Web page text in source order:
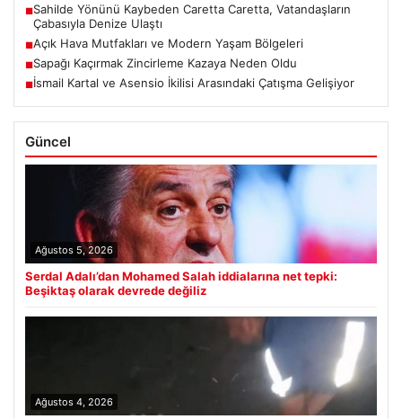
■Sahilde Yönünü Kaybeden Caretta Caretta, Vatandaşların
Çabasıyla Denize Ulaştı
■Açık Hava Mutfakları ve Modern Yaşam Bölgeleri
■Sapağı Kaçırmak Zincirleme Kazaya Neden Oldu
■İsmail Kartal ve Asensio İkilisi Arasındaki Çatışma Gelişiyor
Güncel
Ağustos 5, 2026
Serdal Adalı’dan Mohamed Salah iddialarına net tepki:
Beşiktaş olarak devrede değiliz
Ağustos 4, 2026